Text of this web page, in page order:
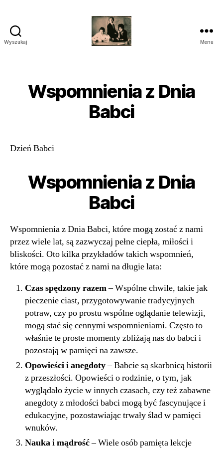
Wyszukaj
śródmieście
piaseczno
Menu
Wspomnienia z Dnia
Babci
Dzień Babci
Wspomnienia z Dnia
Babci
Wspomnienia z Dnia Babci, które mogą zostać z nami
przez wiele lat, są zazwyczaj pełne ciepła, miłości i
bliskości. Oto kilka przykładów takich wspomnień,
które mogą pozostać z nami na długie lata:
Czas spędzony razem– Wspólne chwile, takie jak
pieczenie ciast, przygotowywanie tradycyjnych
potraw, czy po prostu wspólne oglądanie telewizji,
mogą stać się cennymi wspomnieniami. Często to
właśnie te proste momenty zbliżają nas do babci i
pozostają w pamięci na zawsze.
Opowieści i anegdoty– Babcie są skarbnicą historii
z przeszłości. Opowieści o rodzinie, o tym, jak
wyglądało życie w innych czasach, czy też zabawne
anegdoty z młodości babci mogą być fascynujące i
edukacyjne, pozostawiając trwały ślad w pamięci
wnuków.
Nauka i mądrość– Wiele osób pamięta lekcje